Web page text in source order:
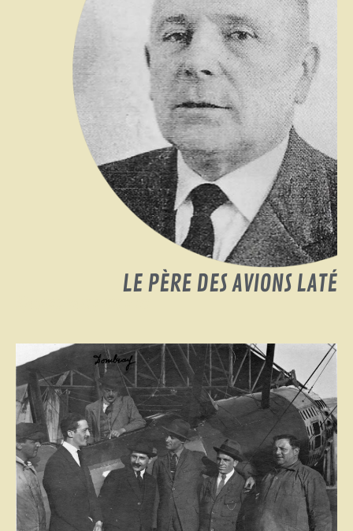
LE PÈRE DES AVIONS LATÉ